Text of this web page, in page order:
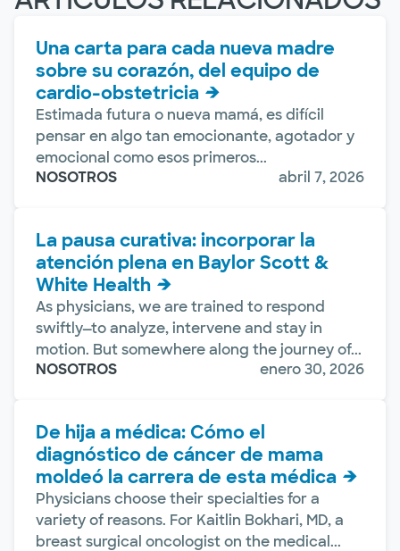
Una carta para cada nueva madre
sobre su corazón, del equipo de
cardio-obstetricia
Estimada futura o nueva mamá, es difícil
pensar en algo tan emocionante, agotador y
emocional como esos primeros...
NOSOTROS
abril 7, 2026
La pausa curativa: incorporar la
atención plena en Baylor Scott &
White Health
As physicians, we are trained to respond
swiftly—to analyze, intervene and stay in
motion. But somewhere along the journey of...
NOSOTROS
enero 30, 2026
De hija a médica: Cómo el
diagnóstico de cáncer de mama
moldeó la carrera de esta médica
Physicians choose their specialties for a
variety of reasons. For Kaitlin Bokhari, MD, a
breast surgical oncologist on the medical...